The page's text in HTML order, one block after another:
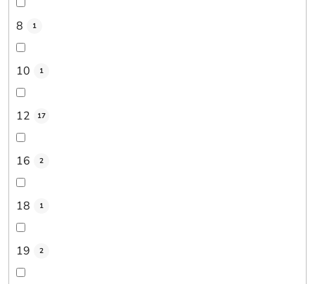
8 1
10 1
12 17
16 2
18 1
19 2